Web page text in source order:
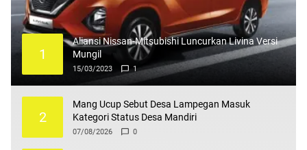
1
Aliansi Nissan-Mitsubishi Luncurkan Livina Versi
Mungil
15/03/2023 1
2
Mang Ucup Sebut Desa Lampegan Masuk
Kategori Status Desa Mandiri
07/08/2026 0